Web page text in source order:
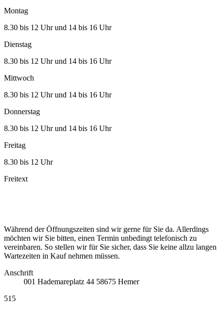
Montag
8.30 bis 12 Uhr und 14 bis 16 Uhr
Dienstag
8.30 bis 12 Uhr und 14 bis 16 Uhr
Mittwoch
8.30 bis 12 Uhr und 14 bis 16 Uhr
Donnerstag
8.30 bis 12 Uhr und 14 bis 16 Uhr
Freitag
8.30 bis 12 Uhr
Freitext
Während der Öffnungszeiten sind wir gerne für Sie da. Allerdings
möchten wir Sie bitten, einen Termin unbedingt telefonisch zu
vereinbaren. So stellen wir für Sie sicher, dass Sie keine allzu langen
Wartezeiten in Kauf nehmen müssen.
Anschrift
001 Hademareplatz 44 58675 Hemer
515